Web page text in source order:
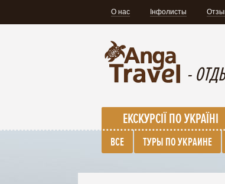
О нас Інфолисты
-
ЕКСКУРСІЇ ПО УКРАЇНІ
ВСЕ ТУРЫ ПО УКРАИНЕ